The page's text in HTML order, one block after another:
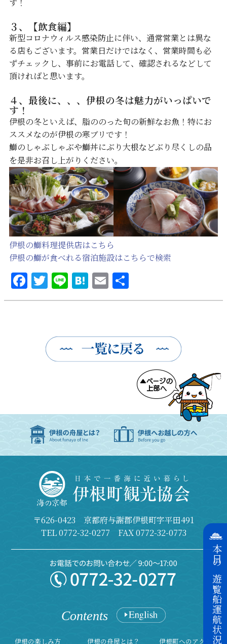
本日の遊覧船運航状況
３、【飲食編】
新型コロナウィルス感染防止に伴い、通常営業とは異な
る店もございます。営業日だけではなく、営業時間も必
ずチェックし、事前にお電話して、確認されるなどして
頂ければと思います。
４、最後に、、、伊根の冬は魅力がいっぱいで
す！
伊根の冬といえば、脂ののった旬の新鮮なお魚！特にお
ススメなのが伊根の寒ブリです！
鰤のしゃぶしゃぶや鰤丼にぶり大根などぶり尽くしの品
を是非お召し上がりください。
伊根の鰤料理提供店はこちら
伊根の鰤が食べれる宿泊施設はこちらで検索
Facebook
Twitter
LineHatena
Email
共
有
〒626-0423 京都府与謝郡伊根町字平田491
TEL0772-32-0277 FAX 0772-32-0773
Contents
伊根の楽しみ方 伊根の舟屋とは？ 伊根町へのアクセス